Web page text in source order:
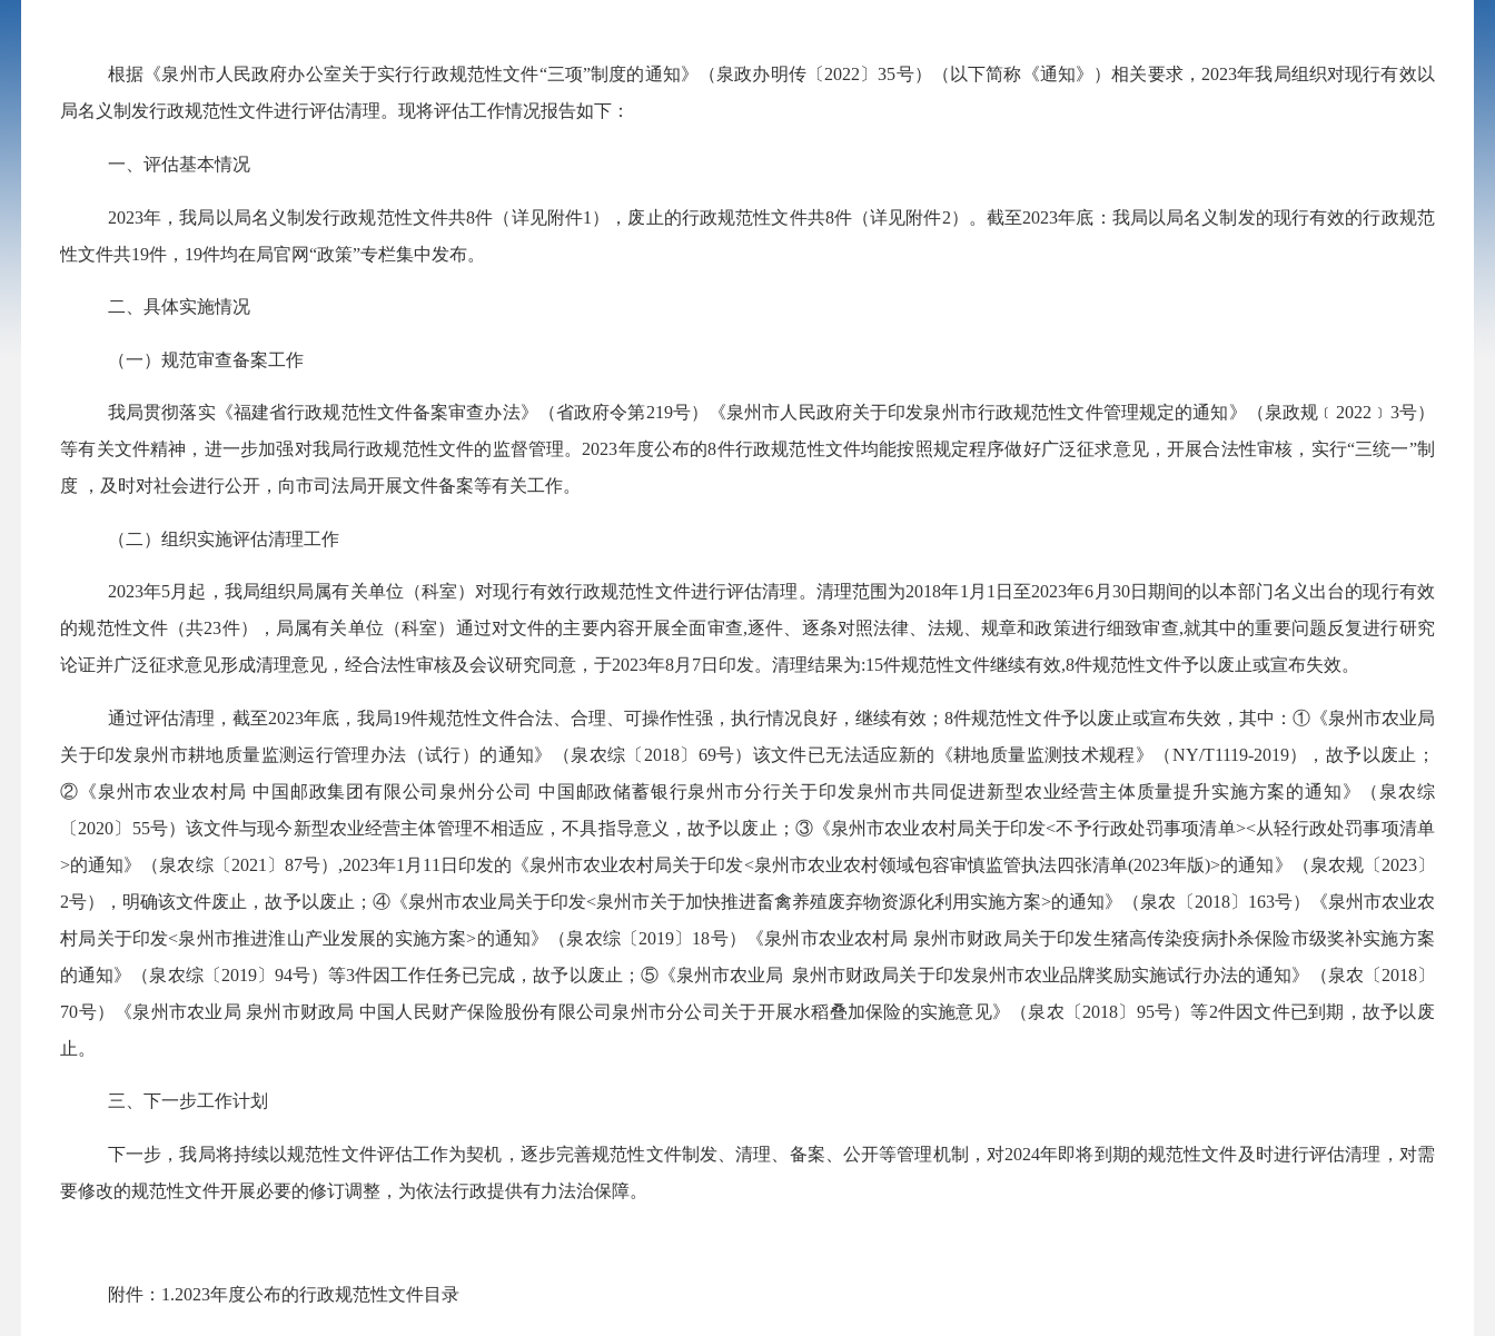
根据《泉州市人民政府办公室关于实行行政规范性文件“三项”制度的通知》（泉政办明传〔2022〕35号）（以下简称《通知》）相关要求，2023年我局组织对现行有效以
局名义制发行政规范性文件进行评估清理。现将评估工作情况报告如下：
一、评估基本情况
2023年，我局以局名义制发行政规范性文件共8件（详见附件1），废止的行政规范性文件共8件（详见附件2）。 截至2023年底： 我局以局名义制发的现行有效的行政规范
性文件共19件，19件均在局官网“政策”专栏集中发布。
二、具体实施情况
（一）规范审查备案工作
我局贯彻落实《福建省行政规范性文件备案审查办法》（省政府令第219号）《泉州市人民政府关于印发泉州市行政规范性文件管理规定的通知》（泉政规﹝2022﹞3号）
等有关文件精神，进一步加强对我局行政规范性文件的监督管理。2023年度公布的8件行政规范性文件均能按照规定程序做好广泛征求意见，开展合法性审核，实行“三统一”制
度 ，及时对社会进行公开，向市司法局开展文件备案等有关工作。
（二）组织实施评估清理工作
2023年5月起，我局组织局属有关单位（科室）对现行有效行政规范性文件进行评估清理。清理范围为2018年1月1日至2023年6月30日期间的以本部门名义出台的现行有效
的规范性文件（共23件），局属有关单位（科室）通过对文件的主要内容开展全面审查,逐件、逐条对照法律、法规、规章和政策进行细致审查,就其中的重要问题反复进行研究
论证并广泛征求意见形成清理意见，经合法性审核及会议研究同意，于2023年8月7日印发。清理结果为:15件规范性文件继续有效,8件规范性文件予以废止或宣布失效。
通过评估清理，截至2023年底，我局19件规范性文件合法、合理、可操作性强，执行情况良好，继续有效；8件规范性文件予以废止或宣布失效，其中：①《泉州市农业局
关于印发泉州市耕地质量监测运行管理办法（试行）的通知》（泉农综〔2018〕69号）该文件已无法适应新的《耕地质量监测技术规程》（NY/T1119-2019），故予以废止；
②《泉州市农业农村局 中国邮政集团有限公司泉州分公司 中国邮政储蓄银行泉州市分行关于印发泉州市共同促进新型农业经营主体质量提升实施方案的通知》（泉农综
〔2020〕55号）该文件与现今新型农业经营主体管理不相适应，不具指导意义，故予以废止；③《泉州市农业农村局关于印发<不予行政处罚事项清单><从轻行政处罚事项清单
>的通知》（泉农综〔2021〕87号）,2023年1月11日印发的《泉州市农业农村局关于印发<泉州市农业农村领域包容审慎监管执法四张清单(2023年版)>的通知》（泉农规〔2023〕
2号），明确该文件废止，故予以废止；④《泉州市农业局关于印发<泉州市关于加快推进畜禽养殖废弃物资源化利用实施方案>的通知》（泉农〔2018〕163号）《泉州市农业农
村局关于印发<泉州市推进淮山产业发展的实施方案>的通知》（泉农综〔2019〕18号）《泉州市农业农村局 泉州市财政局关于印发生猪高传染疫病扑杀保险市级奖补实施方案
的通知》（泉农综〔2019〕94号）等3件因工作任务已完成，故予以废止；⑤《泉州市农业局 泉州市财政局关于印发泉州市农业品牌奖励实施试行办法的通知》（泉农〔2018〕
70号）《泉州市农业局 泉州市财政局 中国人民财产保险股份有限公司泉州市分公司关于开展水稻叠加保险的实施意见》（泉农〔2018〕95号）等2件因文件已到期，故予以废
止。
三、下一步工作计划
下一步，我局将持续以规范性文件评估工作为契机，逐步完善规范性文件制发、清理、备案、公开等管理机制，对2024年即将到期的规范性文件及时进行评估清理，对需
要修改的规范性文件开展必要的修订调整，为依法行政提供有力法治保障。
附件：1.2023年度公布的行政规范性文件目录